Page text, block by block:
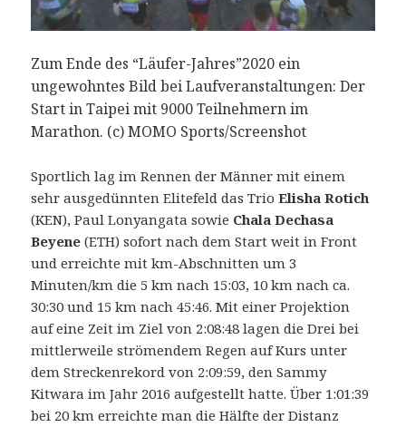
Zum Ende des “Läufer-Jahres”2020 ein
ungewohntes Bild bei Laufveranstaltungen: Der
Start in Taipei mit 9000 Teilnehmern im
Marathon. (c) MOMO Sports/Screenshot
Sportlich lag im Rennen der Männer mit einem
sehr ausgedünnten Elitefeld das TrioElisha Rotich
(KEN), Paul Lonyangata sowie Chala Dechasa
Beyene (ETH) sofort nach dem Start weit in Front
und erreichte mit km-Abschnitten um 3
Minuten/km die 5 km nach 15:03, 10 km nach ca.
30:30 und 15 km nach 45:46. Mit einer Projektion
auf eine Zeit im Ziel von 2:08:48 lagen die Drei bei
mittlerweile strömendem Regen auf Kurs unter
dem Streckenrekord von 2:09:59, den Sammy
Kitwara im Jahr 2016 aufgestellt hatte. Über 1:01:39
bei 20 km erreichte man die Hälfte der Distanz